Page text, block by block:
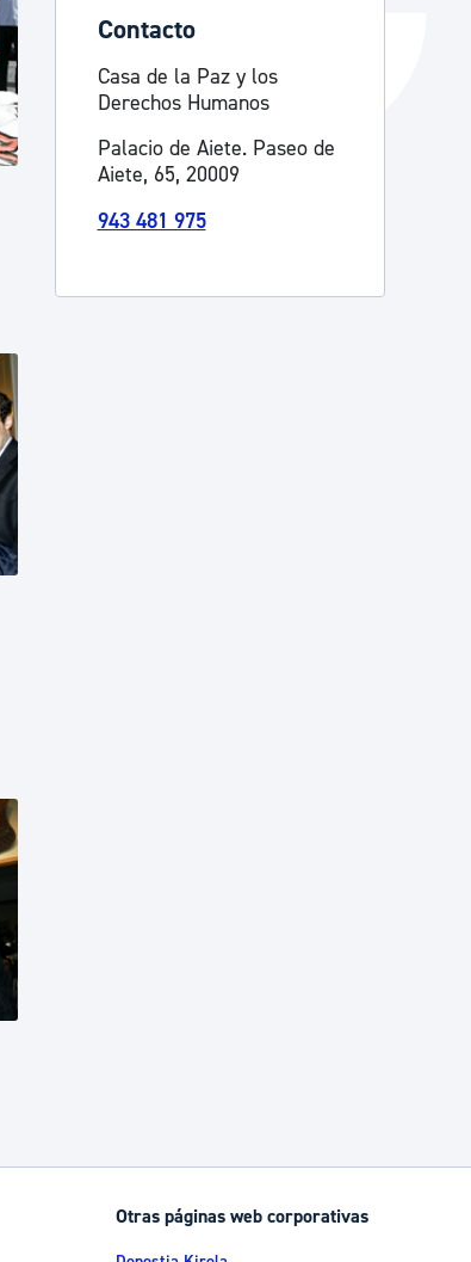
Contacto
Casa de la Paz y los
Derechos Humanos
Palacio de Aiete. Paseo de
Aiete, 65, 20009
943 481 975
Otras páginas web corporativas